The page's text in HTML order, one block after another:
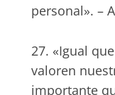
personal». –
27. «Igual
valoren
importante